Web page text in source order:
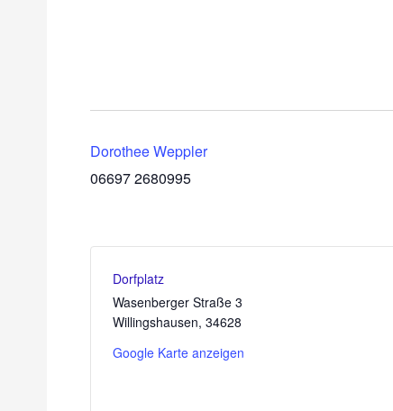
Dorothee Weppler
06697 2680995
Dorfplatz
Wasenberger Straße 3
Willingshausen, 34628
Google Karte anzeigen